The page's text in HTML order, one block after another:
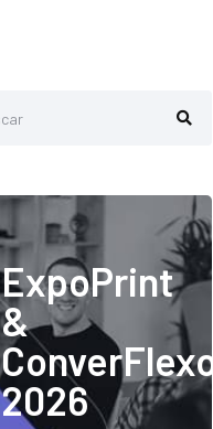
ExpoPrint
&
ConverFlexo
2026